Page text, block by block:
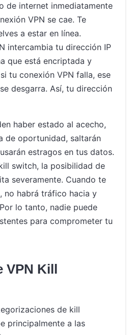
de internet inmediatamente
VPN se cae. Te
a estar en línea.
intercambia tu dirección IP
que está encriptada y
tu conexión VPN falla, ese
desgarra. Así, tu dirección
haber estado al acecho,
de oportunidad, saltarán
estragos en tus datos.
switch, la posibilidad de
severamente. Cuando te
no habrá tráfico hacia y
lo tanto, nadie puede
para comprometer tu
Kill
de kill
principalmente a las